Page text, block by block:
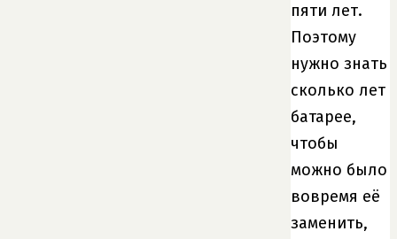
пяти лет.
Поэтому
нужно знать
сколько лет
батарее,
чтобы
можно было
вовремя её
заменить,